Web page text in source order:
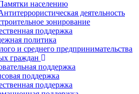
населению
деятельность
зонирование
поддержка
политика
и среднего предпринимательства
граждан
поддержка
поддержка
поддержка